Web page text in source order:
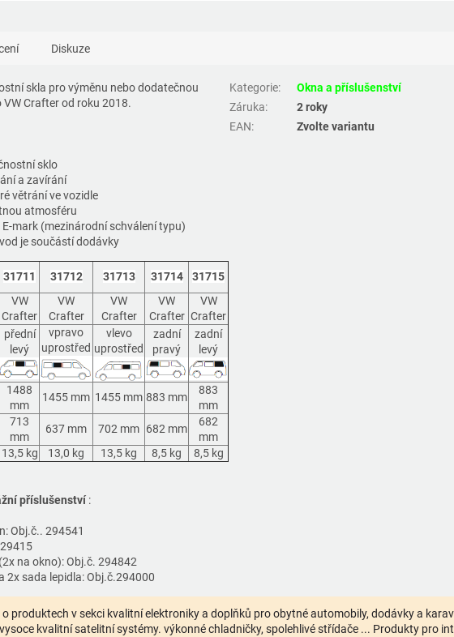
Diskuze
skla pro výměnu nebo dodatečnou
Crafter od roku 2018.
sklo
a zavírání
větrání ve vozidle
atmosféru
E-mark (mezinárodní schválení typu)
je součástí dodávky
31711 31712 31713 31714
31715
VW
Crafter
VW
Crafter
VW
Crafter
VW
Crafter
VW
Crafter
přední
levý
vpravo
uprostřed
vlevo
uprostřed
zadní
pravý
zadní
levý
1488
mm
1455 mm 1455 mm 883 mm
883
mm
713
mm
637 mm 702 mm 682 mm
682
mm
13,5 kg 13,0 kg 13,5 kg 8,5 kg 8,5 kg
příslušenství :
Obj.č.. 294541
na okno): Obj.č. 294842
2x sada lepidla: Obj.č.294000
Kategorie:
Okna a příslušenství
Záruka:
2 roky
EAN: Zvolte variantu
o produktech v sekci kvalitní elektroniky a doplňků pro obytné automobily, dodávky a
kvalitní satelitní systémy. výkonné chladničky, spolehlivé střídače ... Produkty pro